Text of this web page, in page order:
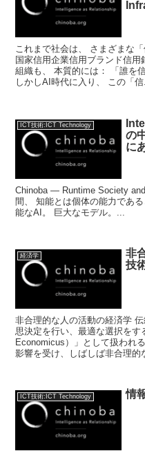
これまで社会は、 さまざまな
国家信用企業信用ブランド信
組織も、 本質的には： 「誰を
しかしAI時代に入り、 この「
ICT技術:ICT Technology
の
に
Chinoba — Runtime Society
間、 知能とは個体の能力であ
能なAI。 巨大なモデル。...
経済学
非
技
非合理的な人の活動の経済学
思決定を行い、最適な選択をす
Economicus）」として扱われ
影響を受け、しばしば非合理的
ICT技術:ICT Technology 情